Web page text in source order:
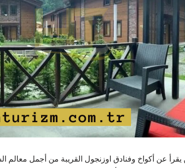
عن أكواخ وفنادق اوزنجول القريبة من أجمل معالم